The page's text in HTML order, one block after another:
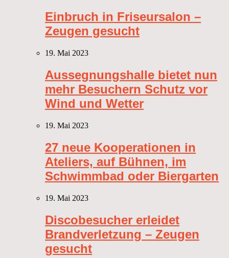
Einbruch in Friseursalon –
Zeugen gesucht
19. Mai 2023
Aussegnungshalle bietet nun
mehr Besuchern Schutz vor
Wind und Wetter
19. Mai 2023
27 neue Kooperationen in
Ateliers, auf Bühnen, im
Schwimmbad oder Biergarten
19. Mai 2023
Discobesucher erleidet
Brandverletzung – Zeugen
gesucht